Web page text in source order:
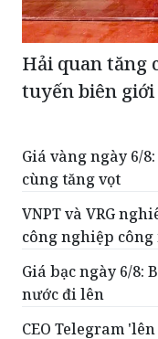
Hải quan tăng
tuyến biên giới
Giá vàng ngày 6/
VNPT và VRG
công nghiệp công
Giá bạc ngày 6/8:
nước đi lên
CEO Telegram
Store